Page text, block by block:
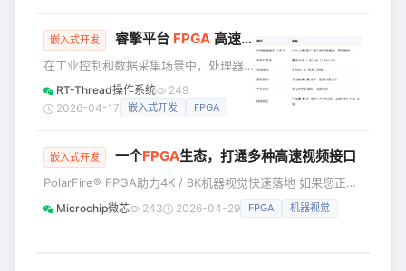
跑”
作量非常庞大。而Python在数据处理方面则更加高效，如果
加以利用，完全可以快速构建一个完整的仿真模型。Coc
嵌入式开发 睿擎平台 FPGA 高速通信：DSMC 总线读写实战
在工业控制和数据采集场景中，处理器
与 FPGA 之间的高速数据交换是一个常
见需求。传统方案通常采用 SPI（速度受
方案，既能达到 几十 MB/s 的带宽，又
只需要少量引脚，设计简单？ 今天分享
一个基于 睿擎派 RC3506 的方案——利
用 RK3506 芯片内置
RT-Thread操作系统
249
2026-04-17
嵌入式开发 FPGA
嵌入式开发 一个FPGA生态，打通多种高速视频接口
PolarFire® FPGA助力4K / 8K机器视觉快速落地 如果您正在
做高速成像或机器视觉系统开发，那么好消息来了——只用一
套PolarFire FPGA生态，就能同时搞定SDI、SLVS-EC 和
Microchip微芯 243 2026-04-29 FPGA 机器视觉